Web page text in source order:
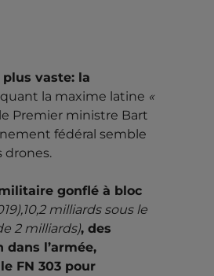
plus vaste: la
la maxime latine «
Premier ministre Bart
fédéral semble
drones.
gonflé à bloc
milliards sous le
2 milliards), des
l’armée,
FN 303 pour